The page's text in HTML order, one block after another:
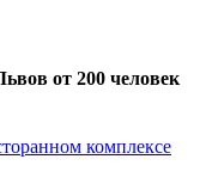
от 200 человек